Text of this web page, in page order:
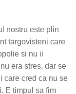
nostru este plin
targovisteni care
si nu ii
era stres, dar se
care cred ca nu se
E timpul sa fim